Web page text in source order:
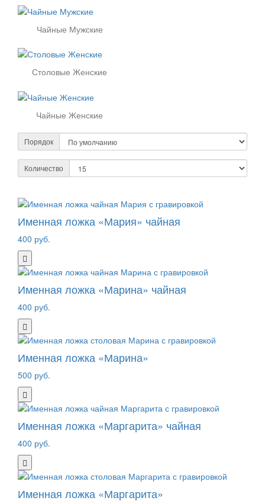
Чайные Мужские
Столовые Женские
Чайные Женские
Порядок
Количество
Именная ложка «Мария» чайная
400 руб.
Именная ложка «Марина» чайная
400 руб.
Именная ложка «Марина»
500 руб.
Именная ложка «Маргарита» чайная
400 руб.
Именная ложка «Маргарита»